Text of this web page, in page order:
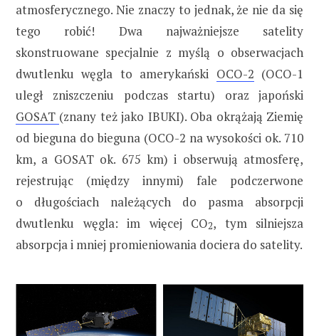
atmosferycznego. Nie znaczy to jednak, że nie da się
tego robić! Dwa najważniejsze satelity
skonstruowane specjalnie z myślą o obserwacjach
dwutlenku węgla to amerykański OCO-2 (OCO-1
uległ zniszczeniu podczas startu) oraz japoński
GOSAT (znany też jako IBUKI). Oba okrążają Ziemię
od bieguna do bieguna (OCO-2 na wysokości ok. 710
km, a GOSAT ok. 675 km) i obserwują atmosferę,
rejestrując (między innymi) fale podczerwone
o długościach należących do pasma absorpcji
dwutlenku węgla: im więcej CO2, tym silniejsza
absorpcja i mniej promieniowania dociera do satelity.